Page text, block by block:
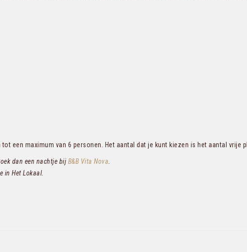
een maximum van 6 personen. Het aantal dat je kunt kiezen is het aantal vrije
dan een nachtje bij B&B Vita Nova
in Het Lokaal.